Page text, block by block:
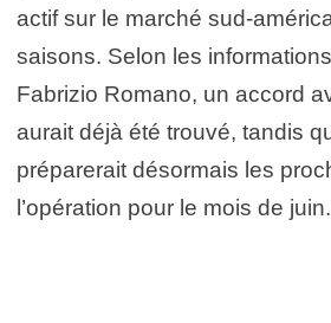
actif sur le marché sud-
saisons. Selon les
Fabrizio Romano, un accord
aurait déjà été trouvé, tandis
préparerait désormais les
l’opération pour le mois de juin.